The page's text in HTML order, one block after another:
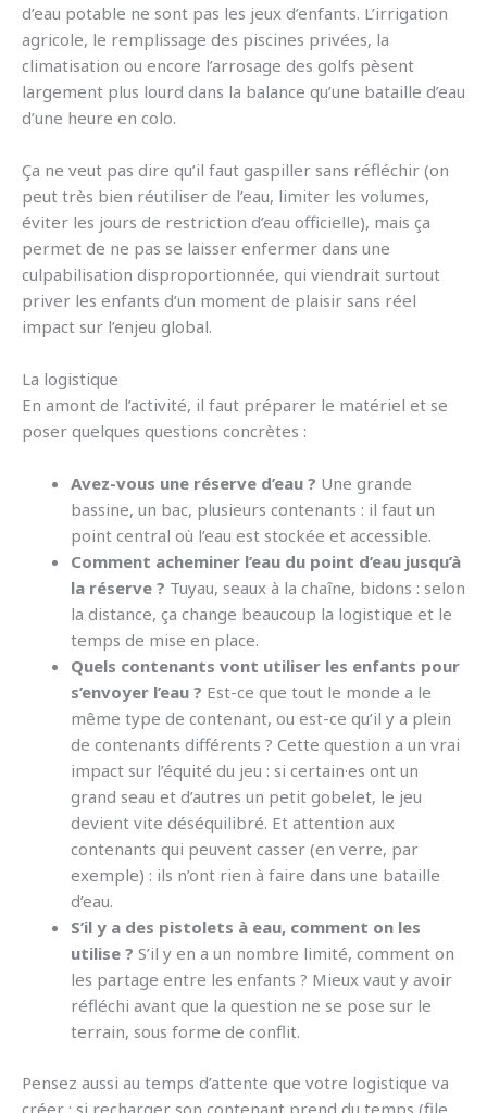
d’eau potable ne sont pas les jeux d’enfants. L’irrigation
agricole, le remplissage des piscines privées, la
climatisation ou encore l’arrosage des golfs pèsent
largement plus lourd dans la balance qu’une bataille d’eau
d’une heure en colo.
Ça ne veut pas dire qu’il faut gaspiller sans réfléchir (on
peut très bien réutiliser de l’eau, limiter les volumes,
éviter les jours de restriction d’eau officielle), mais ça
permet de ne pas se laisser enfermer dans une
culpabilisation disproportionnée, qui viendrait surtout
priver les enfants d’un moment de plaisir sans réel
impact sur l’enjeu global.
La logistique
En amont de l’activité, il faut préparer le matériel et se
poser quelques questions concrètes :
Avez-vous une réserve d’eau ? Une grande
bassine, un bac, plusieurs contenants : il faut un
point central où l’eau est stockée et accessible.
Comment acheminer l’eau du point d’eau jusqu’à
la réserve ? Tuyau, seaux à la chaîne, bidons : selon
la distance, ça change beaucoup la logistique et le
temps de mise en place.
Quels contenants vont utiliser les enfants pour
s’envoyer l’eau ? Est-ce que tout le monde a le
même type de contenant, ou est-ce qu’il y a plein
de contenants différents ? Cette question a un vrai
impact sur l’équité du jeu : si certain·es ont un
grand seau et d’autres un petit gobelet, le jeu
devient vite déséquilibré. Et attention aux
contenants qui peuvent casser (en verre, par
exemple) : ils n’ont rien à faire dans une bataille
d’eau.
S’il y a des pistolets à eau, comment on les
utilise ? S’il y en a un nombre limité, comment on
les partage entre les enfants ? Mieux vaut y avoir
réfléchi avant que la question ne se pose sur le
terrain, sous forme de conflit.
Pensez aussi au temps d’attente que votre logistique va
créer : si recharger son contenant prend du temps (file